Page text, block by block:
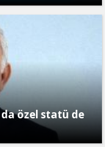
özel statü de